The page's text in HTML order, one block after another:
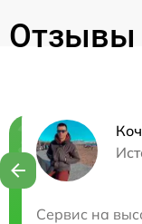
Отзывы
Сервис на
Нужна